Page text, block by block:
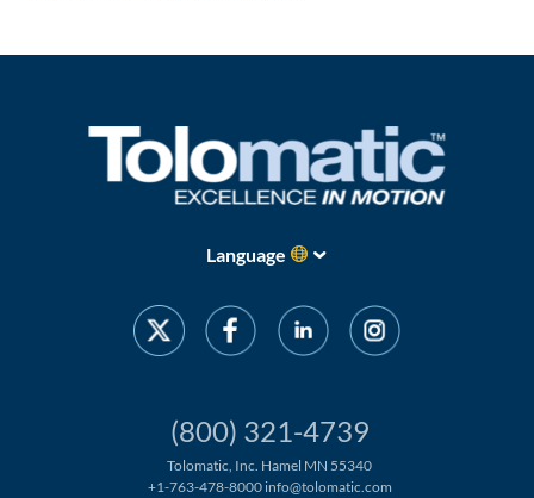
Language
(800) 321-4739
Tolomatic, Inc. Hamel MN 55340
+1-763-478-8000 info@tolomatic.com
Portal